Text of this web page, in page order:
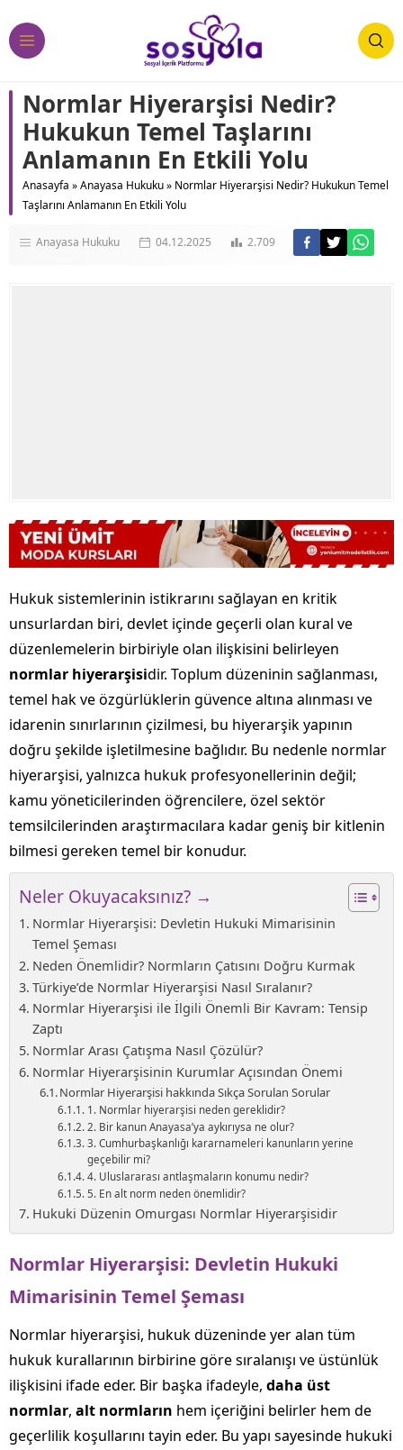
Normlar Hiyerarşisi Nedir?
Hukukun Temel Taşlarını
Anlamanın En Etkili Yolu
Anasayfa »Anayasa Hukuku» Normlar Hiyerarşisi Nedir? Hukukun Temel
Taşlarını Anlamanın En Etkili Yolu
Anayasa Hukuku 04.12.2025 2.709
Hukuk sistemlerinin istikrarını sağlayan en kritik
unsurlardan biri, devlet içinde geçerli olan kural ve
düzenlemelerin birbiriyle olan ilişkisini belirleyen
normlar hiyerarşisidir. Toplum düzeninin sağlanması,
temel hak ve özgürlüklerin güvence altına alınması ve
idarenin sınırlarının çizilmesi, bu hiyerarşik yapının
doğru şekilde işletilmesine bağlıdır. Bu nedenle normlar
hiyerarşisi, yalnızca hukuk profesyonellerinin değil;
kamu yöneticilerinden öğrencilere, özel sektör
temsilcilerinden araştırmacılara kadar geniş bir kitlenin
bilmesi gereken temel bir konudur.
Neler Okuyacaksınız? →
Normlar Hiyerarşisi: Devletin Hukuki Mimarisinin
Temel Şeması
Neden Önemlidir? Normların Çatısını Doğru Kurmak
Türkiye’de Normlar Hiyerarşisi Nasıl Sıralanır?
Normlar Hiyerarşisi ile İlgili Önemli Bir Kavram: Tensip
Zaptı
Normlar Arası Çatışma Nasıl Çözülür?
Normlar Hiyerarşisinin Kurumlar Açısından Önemi
Normlar Hiyerarşisi hakkında Sıkça Sorulan Sorular
1. Normlar hiyerarşisi neden gereklidir?
2. Bir kanun Anayasa’ya aykırıysa ne olur?
3. Cumhurbaşkanlığı kararnameleri kanunların yerine
geçebilir mi?
4. Uluslararası antlaşmaların konumu nedir?
5. En alt norm neden önemlidir?
Hukuki Düzenin Omurgası Normlar Hiyerarşisidir
Normlar Hiyerarşisi: Devletin Hukuki
Mimarisinin Temel Şeması
Normlar hiyerarşisi, hukuk düzeninde yer alan tüm
hukuk kurallarının birbirine göre sıralanışı ve üstünlük
ilişkisini ifade eder. Bir başka ifadeyle, daha üst
normlar, alt normların hem içeriğini belirler hem de
geçerlilik koşullarını tayin eder. Bu yapı sayesinde hukuki